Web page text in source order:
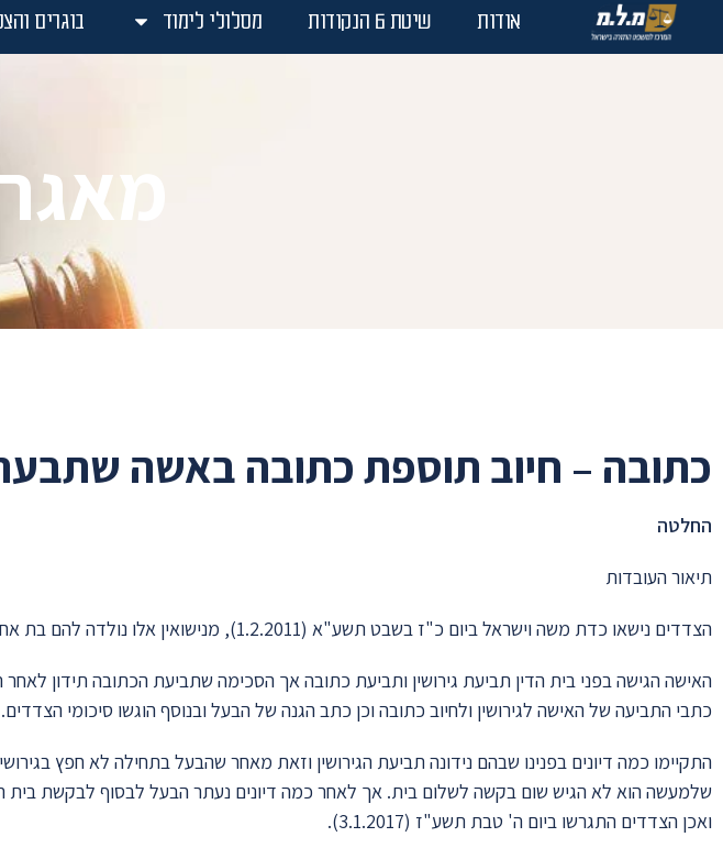
אודות שיטת 6 הנקודות מסלולי לימוד בוגרים
כתובה – חיוב תוספת כתובה באשה שתבעה
החלטה
תיאור העובדות
הצדדים נישאו כדת משה וישראל ביום כ"ז בשבט תשע"א (1.2.2011), מנישואין אלו נולדה להם בת אחת.
האישה הגישה בפני בית הדין תביעת גירושין ותביעת כתובה אך הסכימה שתביעת הכתובה תידון לאחר
כתבי התביעה של האישה לגירושין ולחיוב כתובה וכן כתב הגנה של הבעל ובנוסף הוגשו סיכומי הצדדים.
התקיימו כמה דיונים בפנינו שבהם נידונה תביעת הגירושין וזאת מאחר שהבעל בתחילה לא חפץ
שלמעשה הוא לא הגיש שום בקשה לשלום בית. אך לאחר כמה דיונים נעתר הבעל לבסוף לבקשת בית
ואכן הצדדים התגרשו ביום ה' טבת תשע"ז (3.1.2017).